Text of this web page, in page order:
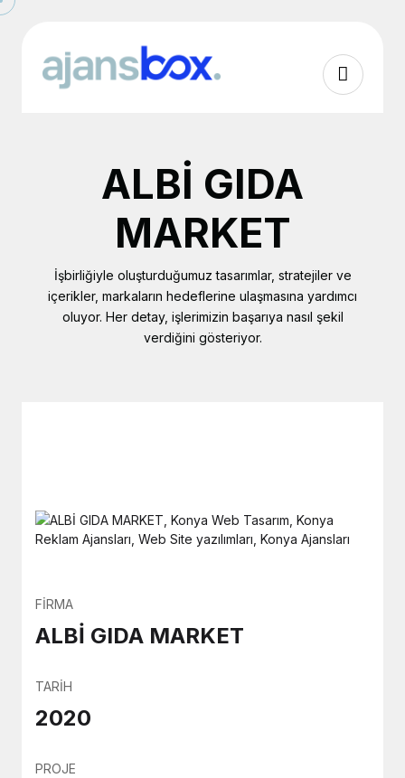
ALBİ GIDA
MARKET
İşbirliğiyle oluşturduğumuz tasarımlar, stratejiler ve
içerikler, markaların hedeflerine ulaşmasına yardımcı
oluyor. Her detay, işlerimizin başarıya nasıl şekil
verdiğini gösteriyor.
FIRMA
ALBİ GIDA MARKET
TARIH
2020
PROJE